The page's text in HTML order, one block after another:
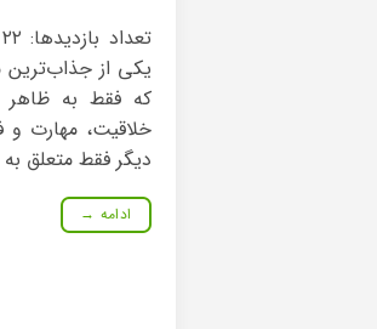
یکی از جذاب‌ترین
که فقط به ظاهر
خلاقیت، مهارت
دیگر فقط متعلق
ادامه →